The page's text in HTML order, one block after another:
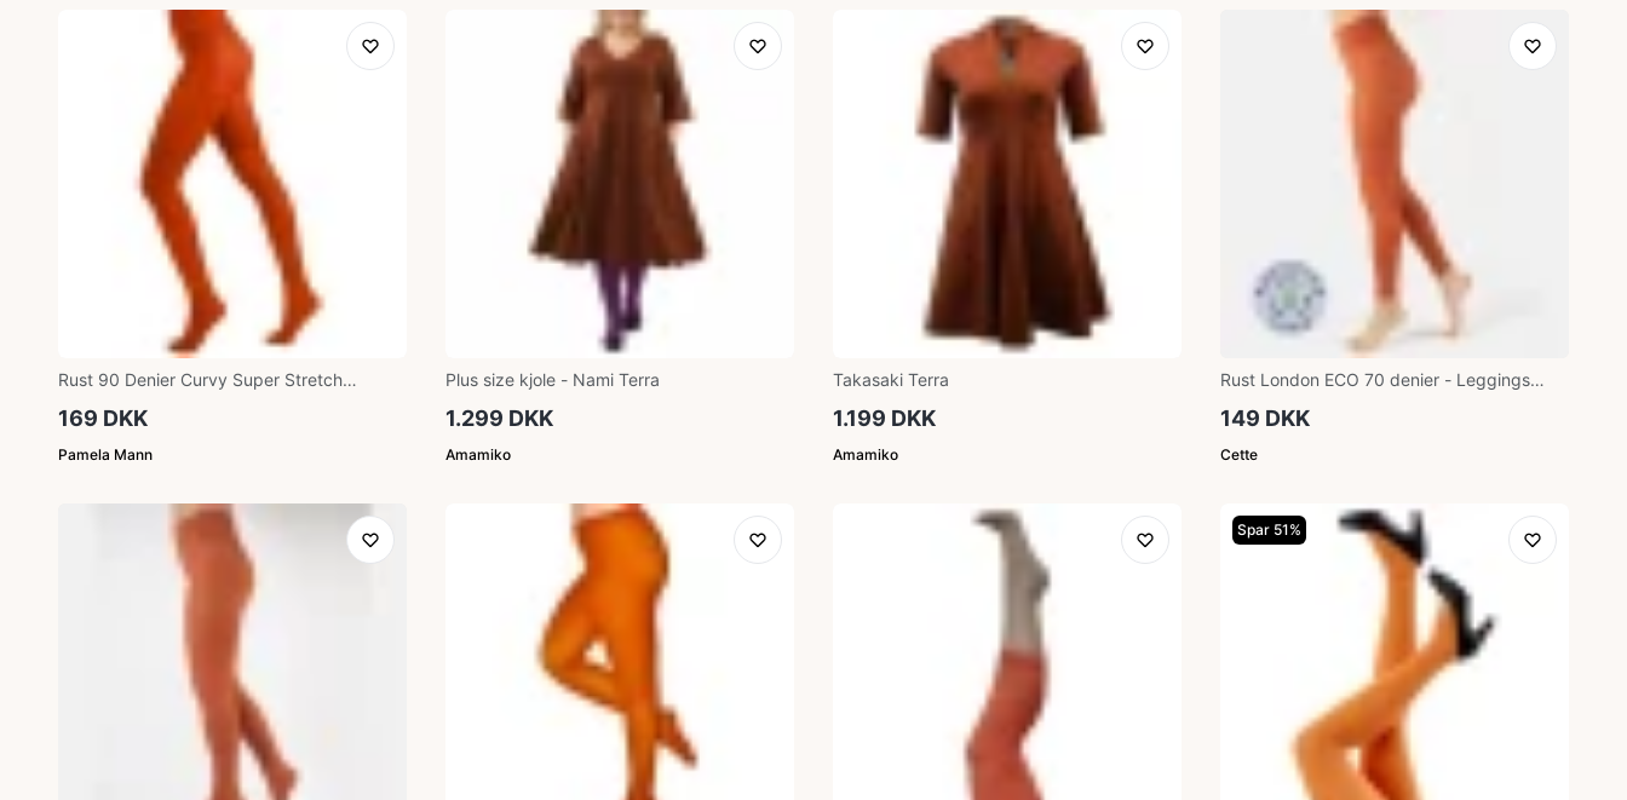
Rust 90 Denier Curvy Super Stretch
169 DKK
Pamela Mann
Plus size kjole - Nami Terra
1.299 DKK
Amamiko
Takasaki Terra
1.199 DKK
Amamiko
Rust London ECO 70 denier - Leggings
149 DKK
Cette
Spar 51%